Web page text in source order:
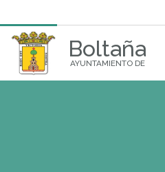
Boltaña
AYUNTAMIENTO DE